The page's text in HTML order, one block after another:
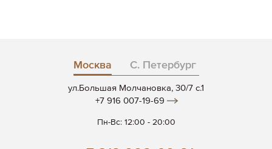
Москва С. Петербург
ул.Большая Молчановка, 30/7 c.1
+7 916 007-19-69
Пн-Вс: 12:00 - 20:00